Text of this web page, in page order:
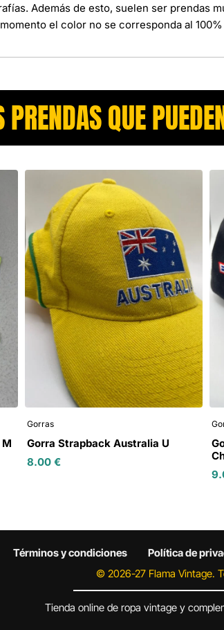
Además de esto, suelen ser prendas
el color no se corresponda al
PRENDAS QUE
Gorras
Gorra Strapback Australia U
8.00€
Términos y condiciones Política de
© 2026-27 Flama Vintage.
Tienda online de ropa vintage y